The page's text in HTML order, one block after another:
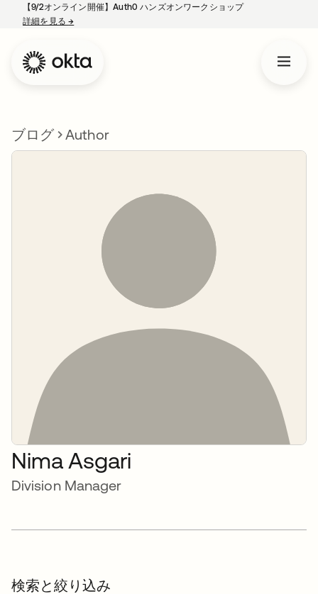
【9/2オンライン開催】Auth0 ハンズオンワークショップ
詳細を見る→
ブログ Author
Nima Asgari
Division Manager
検索と絞り込み